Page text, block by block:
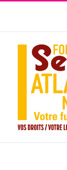
Passer